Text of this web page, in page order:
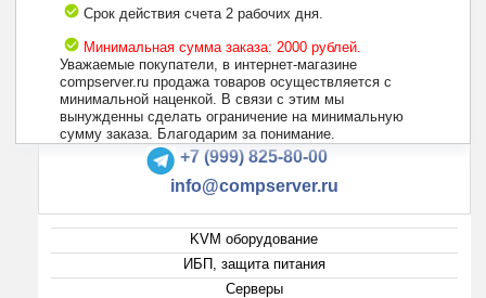
Срок действия счета 2 рабочих дня.
Минимальная сумма заказа: 2000 рублей.
Уважаемые покупатели, в интернет-магазине
compserver.ru продажа товаров осуществляется с
минимальной наценкой. В связи с этим мы
вынужденны сделать ограничение на минимальную
сумму заказа. Благодарим за понимание.
+7 (495) 223-13-47
+7 (999) 825-80-00
info@compserver.ru
KVM оборудование
ИБП, защита питания
Серверы